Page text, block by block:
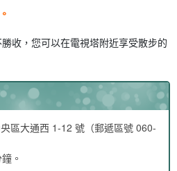
收，您可以在電視塔附近享受散步的
區大通西 1-12 號（郵遞區號 060-
。